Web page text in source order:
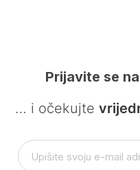
Prijavite se
… i očekujte